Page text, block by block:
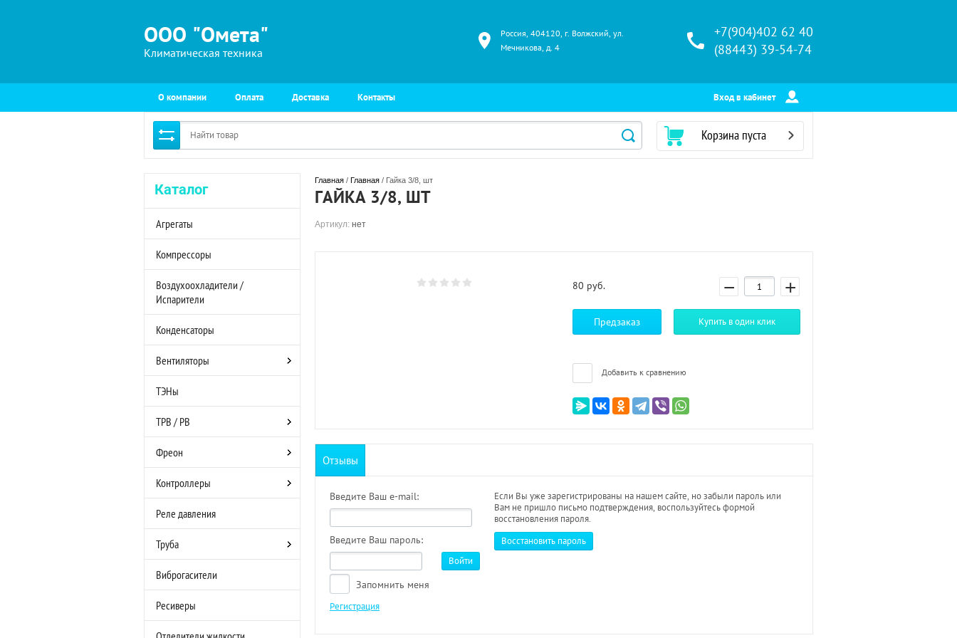
ООО "Омета"
Климатическая техника
Россия, 404120, г. Волжский, ул.
Мечникова, д. 4
+7(904)402 62 40
(88443) 39-54-74
О компании Оплата Доставка Контакты Вход в кабинет
Корзина пуста
Каталог
Агрегаты
Компрессоры
Воздухоохладители /
Испарители
Конденсаторы
Вентиляторы
ТЭНы
ТРВ / РВ
Фреон
Контроллеры
Реле давления
Труба
Виброгасители
Ресиверы
Главная / Главная / Гайка 3/8, шт
ГАЙКА 3/8, ШТ
Артикул: нет
80 руб. − +
Предзаказ Купить в один клик
Добавить к сравнению
Отзывы
Введите Ваш e-mail:
Введите Ваш пароль:
Войти
Запомнить меня
Регистрация
Если Вы уже зарегистрированы на нашем сайте, но забыли пароль или
Вам не пришло письмо подтверждения, воспользуйтесь формой
восстановления пароля.
Восстановить пароль